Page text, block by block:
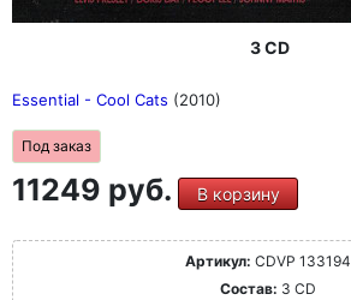
3 CD
Essential - Cool Cats (2010)
Под заказ
11249 руб. В корзину
Артикул: CDVP 133194
Состав: 3 CD